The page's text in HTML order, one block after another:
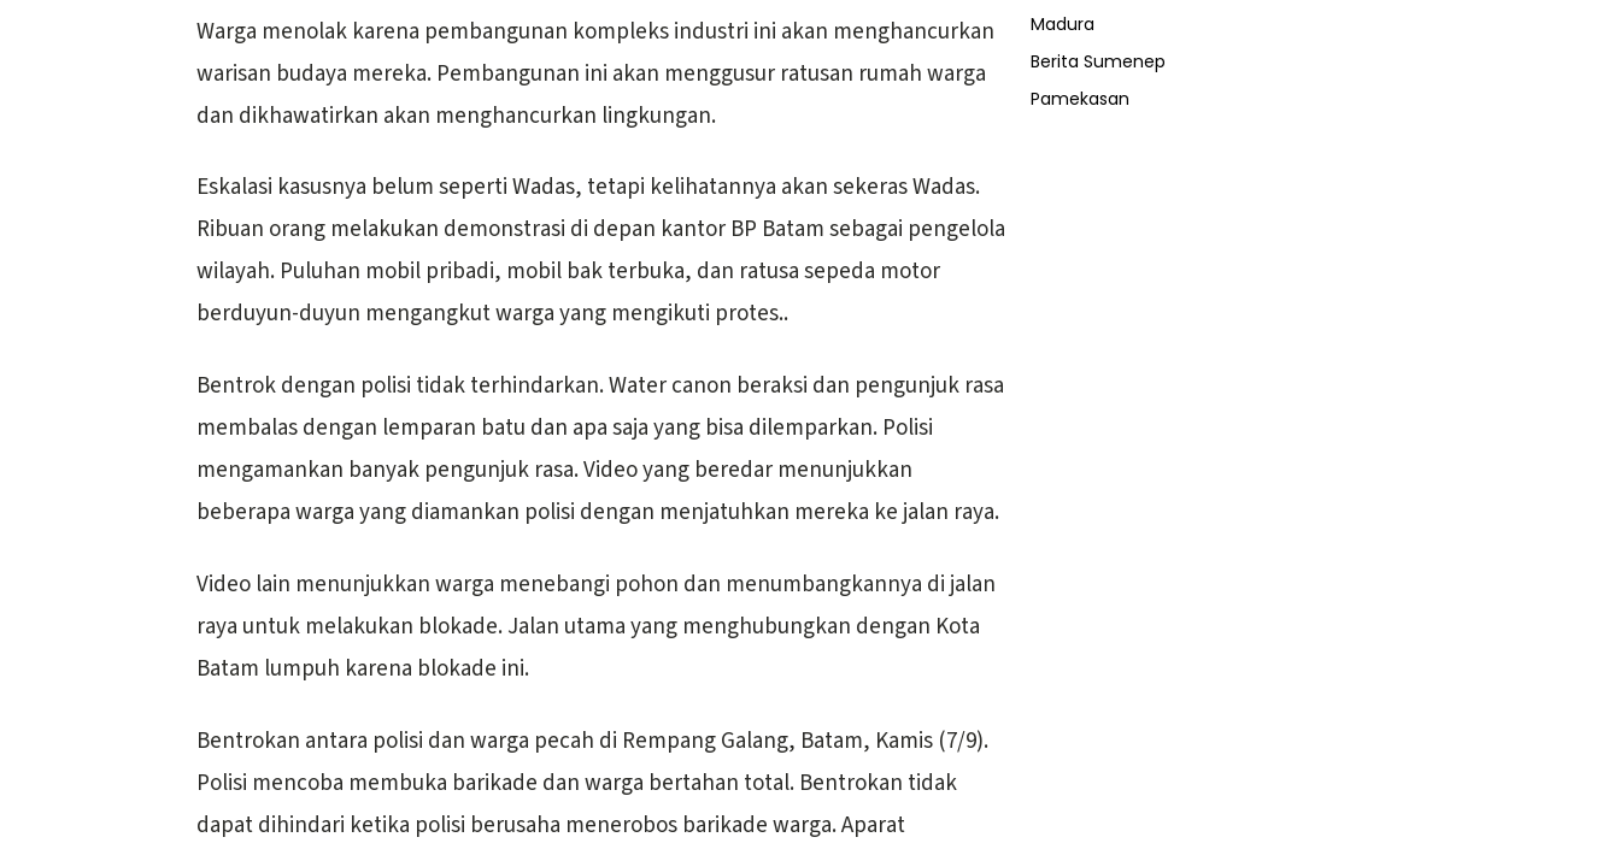
Warga menolak karena pembangunan kompleks industri ini akan menghancurkan
warisan budaya mereka. Pembangunan ini akan menggusur ratusan rumah warga
dan dikhawatirkan akan menghancurkan lingkungan.
Eskalasi kasusnya belum seperti Wadas, tetapi kelihatannya akan sekeras Wadas.
Ribuan orang melakukan demonstrasi di depan kantor BP Batam sebagai pengelola
wilayah. Puluhan mobil pribadi, mobil bak terbuka, dan ratusa sepeda motor
berduyun-duyun mengangkut warga yang mengikuti protes..
Bentrok dengan polisi tidak terhindarkan. Water canon beraksi dan pengunjuk rasa
membalas dengan lemparan batu dan apa saja yang bisa dilemparkan. Polisi
mengamankan banyak pengunjuk rasa. Video yang beredar menunjukkan
beberapa warga yang diamankan polisi dengan menjatuhkan mereka ke jalan raya.
Video lain menunjukkan warga menebangi pohon dan menumbangkannya di jalan
raya untuk melakukan blokade. Jalan utama yang menghubungkan dengan Kota
Batam lumpuh karena blokade ini.
Bentrokan antara polisi dan warga pecah di Rempang Galang, Batam, Kamis (7/9).
Polisi mencoba membuka barikade dan warga bertahan total. Bentrokan tidak
dapat dihindari ketika polisi berusaha menerobos barikade warga. Aparat
Madura
Berita Sumenep
Pamekasan